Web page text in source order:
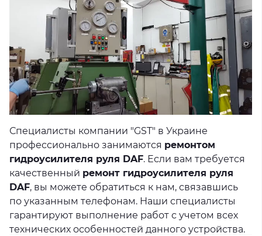
Специалисты компании "GST" в Украине
профессионально занимаются ремонтом
гидроусилителя руля DAF. Если вам требуется
качественный ремонт гидроусилителя руля
DAF, вы можете обратиться к нам, связавшись
по указанным телефонам. Наши специалисты
гарантируют выполнение работ с учетом всех
технических особенностей данного устройства.